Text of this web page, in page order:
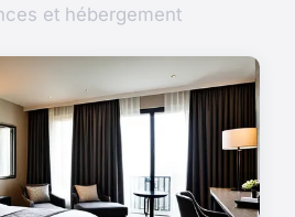
et hébergement